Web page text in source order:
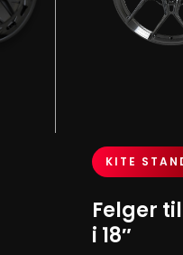
KITE
Felger
i 18″